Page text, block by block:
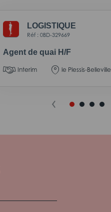
LOGISTIQUE
Réf : 0BD-329669
Agent de quai H/F
Interim le Plessis-Belleville